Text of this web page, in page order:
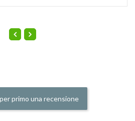
primo una recensione